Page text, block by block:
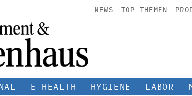
NEWS TOP-THEMEN
E-HEALTH HYGIENE LABOR